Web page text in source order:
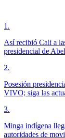
1.
Así recibió Cali a
presidencial de
2.
Posesión
VIVO; siga las
3.
Minga indígena
autoridades de